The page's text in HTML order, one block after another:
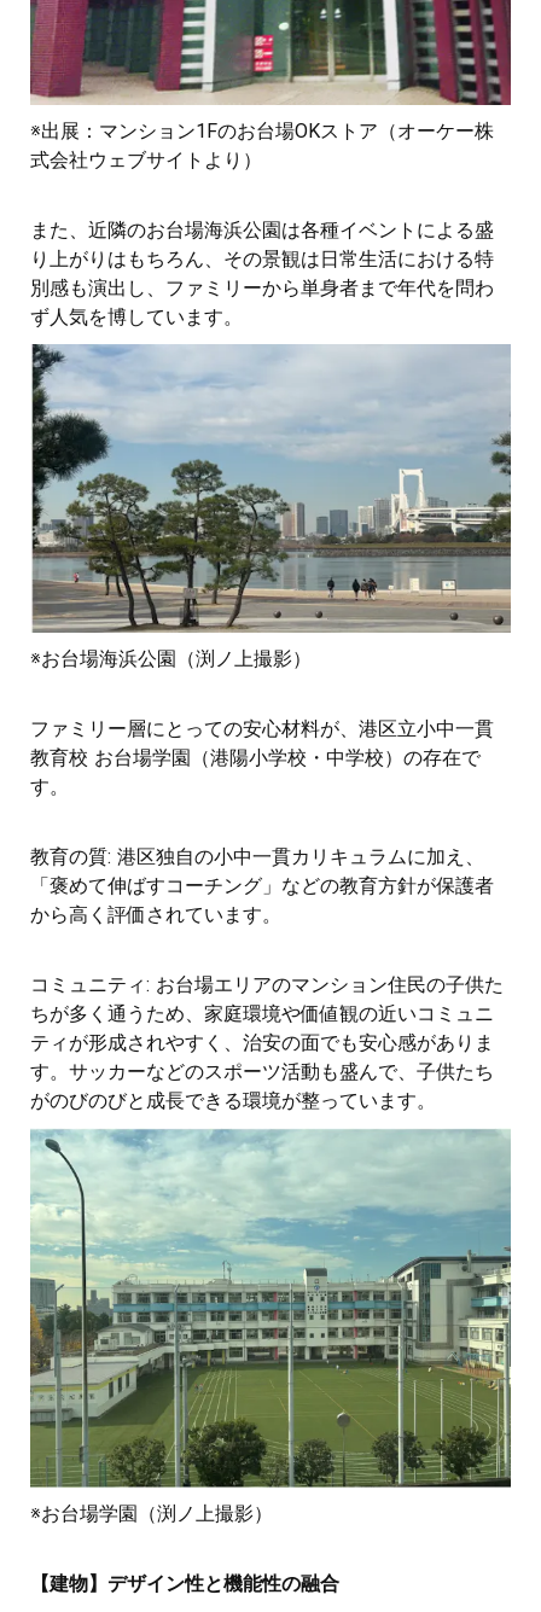
※出展：マンション1Fのお台場OKストア（オーケー株
式会社ウェブサイトより）
また、近隣のお台場海浜公園は各種イベントによる盛
り上がりはもちろん、その景観は日常生活における特
別感も演出し、ファミリーから単身者まで年代を問わ
ず人気を博しています。
※お台場海浜公園（渕ノ上撮影）
ファミリー層にとっての安心材料が、港区立小中一貫
教育校 お台場学園（港陽小学校・中学校）の存在で
す。
教育の質: 港区独自の小中一貫カリキュラムに加え、
「褒めて伸ばすコーチング」などの教育方針が保護者
から高く評価されています。
コミュニティ: お台場エリアのマンション住民の子供た
ちが多く通うため、家庭環境や価値観の近いコミュニ
ティが形成されやすく、治安の面でも安心感がありま
す。サッカーなどのスポーツ活動も盛んで、子供たち
がのびのびと成長できる環境が整っています。
※お台場学園（渕ノ上撮影）
【建物】デザイン性と機能性の融合